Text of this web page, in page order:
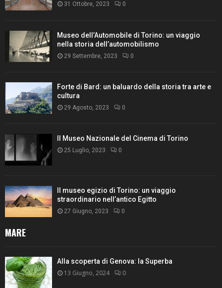
31 Ottobre, 2023 0
Museo dell’Automobile di Torino: un viaggio
nella storia dell’automobilismo
29 Settembre, 2023 0
Forte di Bard: un baluardo della storia tra arte e
cultura
29 Agosto, 2023 0
Il Museo Nazionale del Cinema di Torino
25 Luglio, 2023 0
Il museo egizio di Torino: un viaggio
straordinario nell’antico Egitto
27 Giugno, 2023 0
MARE
Alla scoperta di Genova: la Superba
13 Giugno, 2024 0